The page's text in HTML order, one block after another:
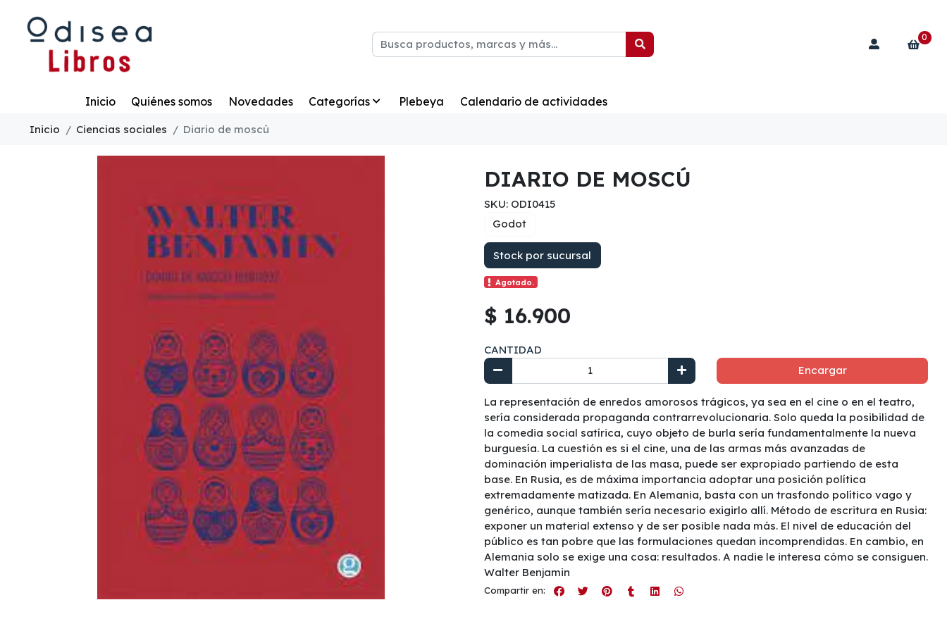
0
Inicio Quiénes somos Novedades Categorías Plebeya Calendario de actividades
Inicio Ciencias sociales Diario de moscú
DIARIO DE MOSCÚ
SKU: ODI0415
Godot
Stock por sucursal
Agotado.
$ 16.900
CANTIDAD
Encargar
La representación de enredos amorosos trágicos, ya sea en el cine o en el teatro,
sería considerada propaganda contrarrevolucionaria. Solo queda la posibilidad de
la comedia social satírica, cuyo objeto de burla sería fundamentalmente la nueva
burguesía. La cuestión es si el cine, una de las armas más avanzadas de
dominación imperialista de las masa, puede ser expropiado partiendo de esta
base. En Rusia, es de máxima importancia adoptar una posición política
extremadamente matizada. En Alemania, basta con un trasfondo político vago y
genérico, aunque también sería necesario exigirlo allí. Método de escritura en Rusia:
exponer un material extenso y de ser posible nada más. El nivel de educación del
público es tan pobre que las formulaciones quedan incomprendidas. En cambio, en
Alemania solo se exige una cosa: resultados. A nadie le interesa cómo se consiguen.
Walter Benjamin
Compartir en: